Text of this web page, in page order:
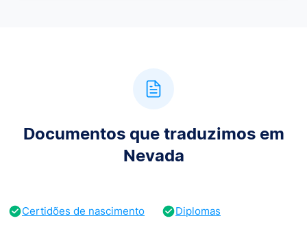
Documentos que traduzimos em
Nevada
Certidões de nascimento Diplomas